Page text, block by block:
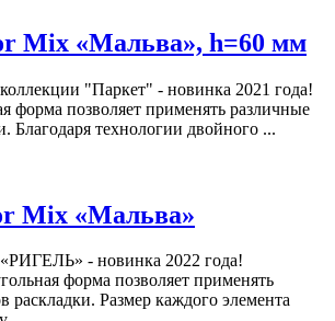
Mix «Мальва», h=60 мм
"Паркет" - новинка 2021 года!
форма позволяет применять различные
Благодаря технологии двойного ...
Mix «Мальва»
«РИГЕЛЬ» - новинка 2022 года!
форма позволяет применять
раскладки. Размер каждого элемента